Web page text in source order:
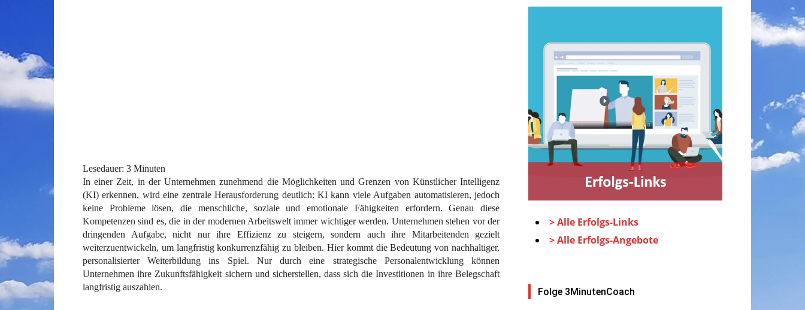
Lesedauer: 3 Minuten
In einer Zeit, in der Unternehmen zunehmend die Möglichkeiten und Grenzen von Künstlicher Intelligenz
(KI) erkennen, wird eine zentrale Herausforderung deutlich: KI kann viele Aufgaben automatisieren, jedoch
keine Probleme lösen, die menschliche, soziale und emotionale Fähigkeiten erfordern. Genau diese
Kompetenzen sind es, die in der modernen Arbeitswelt immer wichtiger werden. Unternehmen stehen vor der
dringenden Aufgabe, nicht nur ihre Effizienz zu steigern, sondern auch ihre Mitarbeitenden gezielt
weiterzuentwickeln, um langfristig konkurrenzfähig zu bleiben. Hier kommt die Bedeutung von nachhaltiger,
personalisierter Weiterbildung ins Spiel. Nur durch eine strategische Personalentwicklung können
Unternehmen ihre Zukunftsfähigkeit sichern und sicherstellen, dass sich die Investitionen in ihre Belegschaft
langfristig auszahlen.
> Alle Erfolgs-Links
> Alle Erfolgs-Angebote
Folge 3MinutenCoach